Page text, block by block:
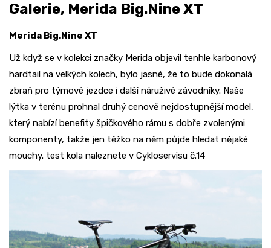
Galerie, Merida Big.Nine XT
Merida Big.Nine XT
Už když se v kolekci značky Merida objevil tenhle karbonový
hardtail na velkých kolech, bylo jasné, že to bude dokonalá
zbraň pro týmové jezdce i další náruživé závodníky. Naše
lýtka v terénu prohnal druhý cenově nejdostupnější model,
který nabízí benefity špičkového rámu s dobře zvolenými
komponenty, takže jen těžko na něm půjde hledat nějaké
mouchy. test kola naleznete v Cykloservisu č.14